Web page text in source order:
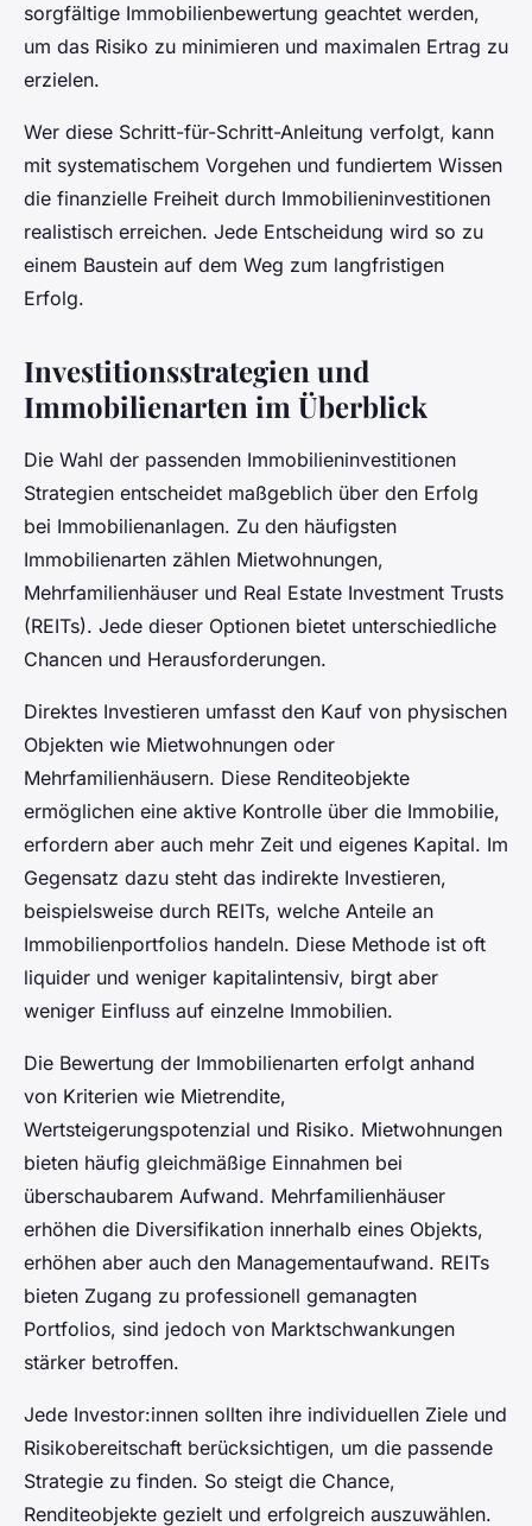
sorgfältige Immobilienbewertung geachtet werden,
um das Risiko zu minimieren und maximalen Ertrag zu
erzielen.
Wer diese Schritt-für-Schritt-Anleitung verfolgt, kann
mit systematischem Vorgehen und fundiertem Wissen
die finanzielle Freiheit durch Immobilieninvestitionen
realistisch erreichen. Jede Entscheidung wird so zu
einem Baustein auf dem Weg zum langfristigen
Erfolg.
Investitionsstrategien und
Immobilienarten im Überblick
Die Wahl der passenden Immobilieninvestitionen
Strategien entscheidet maßgeblich über den Erfolg
bei Immobilienanlagen. Zu den häufigsten
Immobilienarten zählen Mietwohnungen,
Mehrfamilienhäuser und Real Estate Investment Trusts
(REITs). Jede dieser Optionen bietet unterschiedliche
Chancen und Herausforderungen.
Direktes Investieren umfasst den Kauf von physischen
Objekten wie Mietwohnungen oder
Mehrfamilienhäusern. Diese Renditeobjekte
ermöglichen eine aktive Kontrolle über die Immobilie,
erfordern aber auch mehr Zeit und eigenes Kapital. Im
Gegensatz dazu steht das indirekte Investieren,
beispielsweise durch REITs, welche Anteile an
Immobilienportfolios handeln. Diese Methode ist oft
liquider und weniger kapitalintensiv, birgt aber
weniger Einfluss auf einzelne Immobilien.
Die Bewertung der Immobilienarten erfolgt anhand
von Kriterien wie Mietrendite,
Wertsteigerungspotenzial und Risiko. Mietwohnungen
bieten häufig gleichmäßige Einnahmen bei
überschaubarem Aufwand. Mehrfamilienhäuser
erhöhen die Diversifikation innerhalb eines Objekts,
erhöhen aber auch den Managementaufwand. REITs
bieten Zugang zu professionell gemanagten
Portfolios, sind jedoch von Marktschwankungen
stärker betroffen.
Jede Investor:innen sollten ihre individuellen Ziele und
Risikobereitschaft berücksichtigen, um die passende
Strategie zu finden. So steigt die Chance,
Renditeobjekte gezielt und erfolgreich auszuwählen.